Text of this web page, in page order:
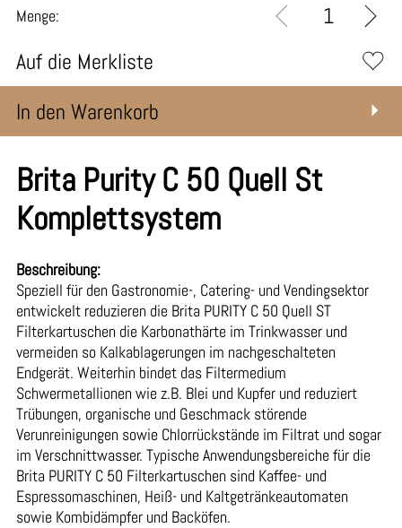
Menge:
Auf die Merkliste
In den Warenkorb
Brita Purity C 50 Quell St
Komplettsystem
Beschreibung:
Speziell für den Gastronomie-, Catering- und Vendingsektor
entwickelt reduzieren die Brita PURITY C 50 Quell ST
Filterkartuschen die Karbonathärte im Trinkwasser und
vermeiden so Kalkablagerungen im nachgeschalteten
Endgerät. Weiterhin bindet das Filtermedium
Schwermetallionen wie z.B. Blei und Kupfer und reduziert
Trübungen, organische und Geschmack störende
Verunreinigungen sowie Chlorrückstände im Filtrat und sogar
im Verschnittwasser. Typische Anwendungsbereiche für die
Brita PURITY C 50 Filterkartuschen sind Kaffee- und
Espressomaschinen, Heiß- und Kaltgetränkeautomaten
sowie Kombidämpfer und Backöfen.